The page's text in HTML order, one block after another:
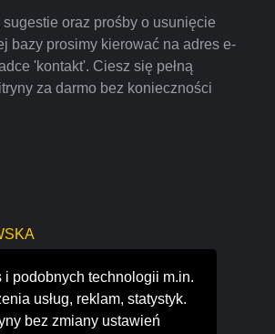
i podobnych technologii m.in.
usług, reklam, statystyk.
bez zmiany ustawień
oraz prośby o usunięcie
bazy prosimy kierować na adres e-
'kontakt'. Ciesz się pełną
za darmo bez konieczności
Bogusz Leszczyc-Grabianka
Małgorzata Kaniewska
Jędrusik Władysława